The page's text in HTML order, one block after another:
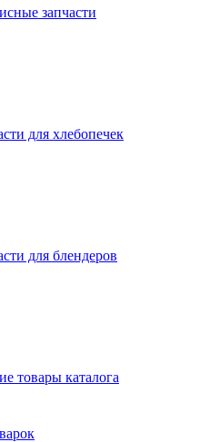
запчасти
для хлебопечек
для блендеров
товары каталога